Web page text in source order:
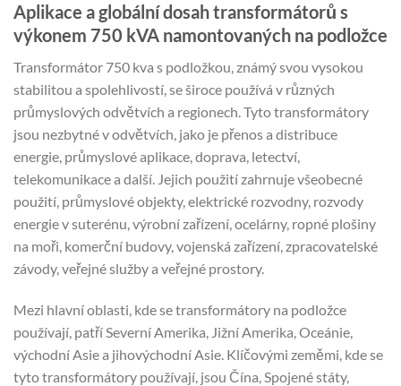
Aplikace a globální dosah transformátorů s
výkonem 750 kVA namontovaných na podložce
Transformátor 750 kva s podložkou, známý svou vysokou
stabilitou a spolehlivostí, se široce používá v různých
průmyslových odvětvích a regionech. Tyto transformátory
jsou nezbytné v odvětvích, jako je přenos a distribuce
energie, průmyslové aplikace, doprava, letectví,
telekomunikace a další. Jejich použití zahrnuje všeobecné
použití, průmyslové objekty, elektrické rozvodny, rozvody
energie v suterénu, výrobní zařízení, ocelárny, ropné plošiny
na moři, komerční budovy, vojenská zařízení, zpracovatelské
závody, veřejné služby a veřejné prostory.
Mezi hlavní oblasti, kde se transformátory na podložce
používají, patří Severní Amerika, Jižní Amerika, Oceánie,
východní Asie a jihovýchodní Asie. Klíčovými zeměmi, kde se
tyto transformátory používají, jsou Čína, Spojené státy,